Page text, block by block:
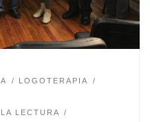
LOGOTERAPIA
LECTURA